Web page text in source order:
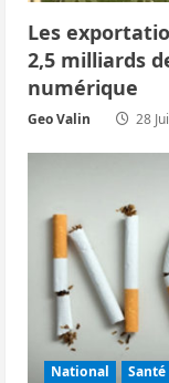
a
r
t
i
Les
2,5 milliards
numérique
Geo Valin 28
National Santé